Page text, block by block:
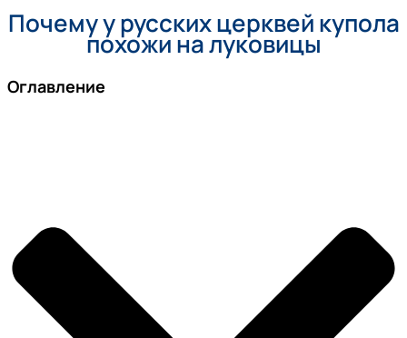
Почему у русских церквей купола
похожи на луковицы
Оглавление